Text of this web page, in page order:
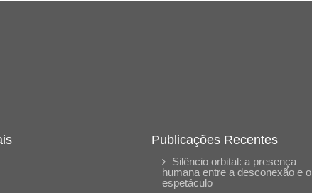
Publicações Recentes
Silêncio orbital: a presença
humana entre a desconexão e o
espetáculo